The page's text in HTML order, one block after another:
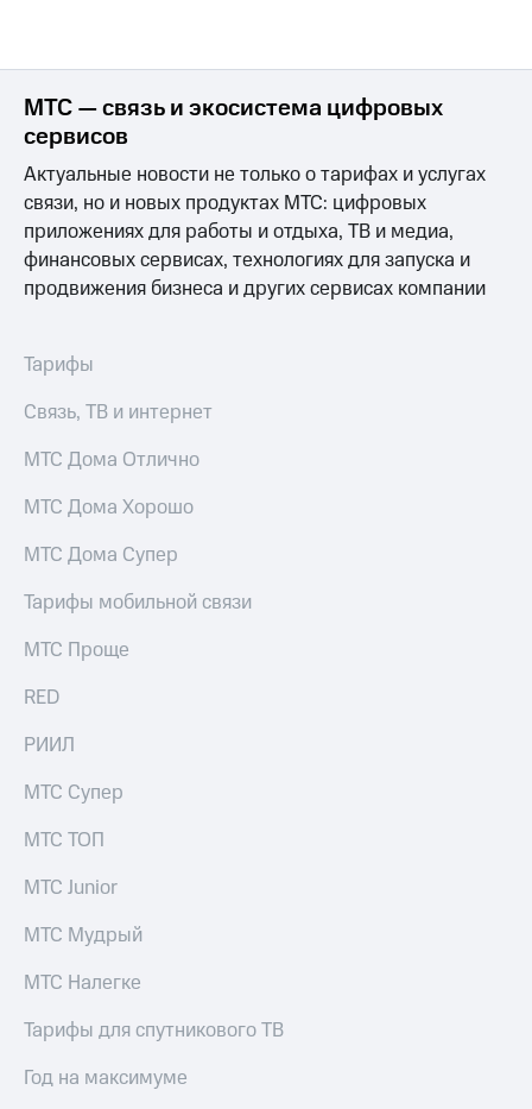
МТС — связь и экосистема цифровых
сервисов
Актуальные новости не только о тарифах и услугах
связи, но и новых продуктах МТС: цифровых
приложениях для работы и отдыха, ТВ и медиа,
финансовых сервисах, технологиях для запуска и
продвижения бизнеса и других сервисах компании
Тарифы
Связь, ТВ и интернет
МТС Дома Отлично
МТС Дома Хорошо
МТС Дома Супер
Тарифы мобильной связи
МТС Проще
RED
РИИЛ
МТС Супер
МТС ТОП
МТС Junior
МТС Мудрый
МТС Налегке
Тарифы для спутникового ТВ
Год на максимуме